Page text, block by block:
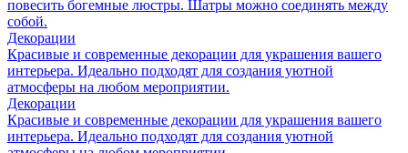
повесить богемные люстры. Шатры можно соединять между
собой.
Декорации
Красивые и современные декорации для украшения вашего
интерьера. Идеально подходят для создания уютной
атмосферы на любом мероприятии.
Декорации
Красивые и современные декорации для украшения вашего
интерьера. Идеально подходят для создания уютной